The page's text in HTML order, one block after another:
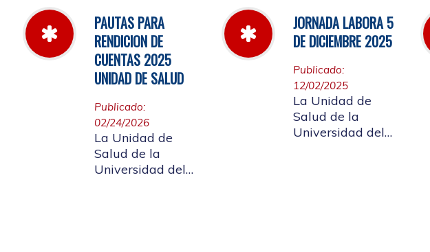
universitaria y a la
comunidad en
general, las
pautas para la
rendición de
2025.
universitaria
afiliada, y a la
ciudadanía en
general, que se
aplaza el evento
de Rendición de
Cuentas año 2025
PAUTAS PARA
RENDICION DE
CUENTAS 2025
UNIDAD DE SALUD
Publicado:
02/24/2026
La Unidad de
Salud de la
Universidad del
JORNADA LABORA 5
DE DICIEMBRE 2025
Publicado:
12/02/2025
La Unidad de
Salud de la
Universidad del